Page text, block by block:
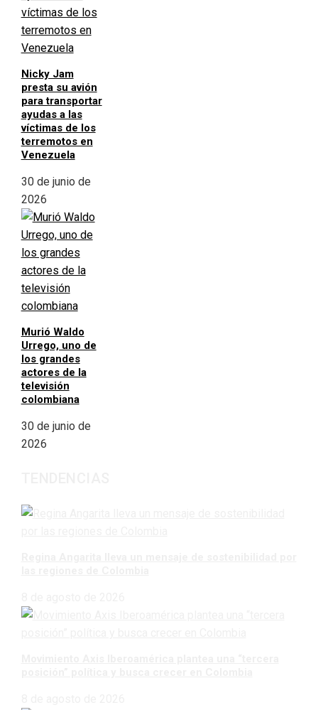
Nicky Jam
presta su avión
para transportar
ayudas a las
víctimas de los
terremotos en
Venezuela
30 de junio de
2026
Murió Waldo
Urrego, uno de
los grandes
actores de la
televisión
colombiana
30 de junio de
2026